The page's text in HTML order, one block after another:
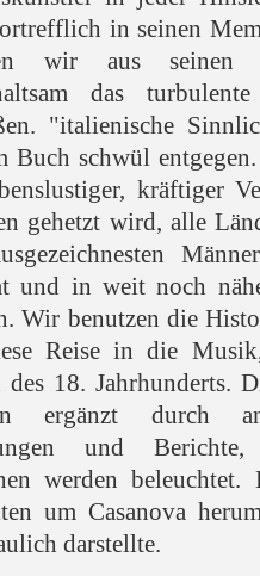
in seinen
wir aus seinen
das
"italienische
Buch schwül
kräftiger
gehetzt wird, alle
und in weit noch
Wir benutzen die
Reise in die
des 18. Jahrhunderts.
ergänzt durch
und Berichte,
werden beleuchtet.
um Casanova
darstellte.